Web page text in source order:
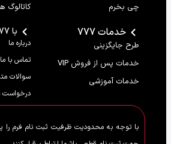
چی بخرم
کاتالوگ
خدمات 777
طرح جایگزینی
خدمات پس از فروش VIP
خدمات آموزشی
با 777
درباره ما
تماس با ما
سوالات
درخواست
با توجه به محدودیت ظرفیت ثبت نام فرم را پر